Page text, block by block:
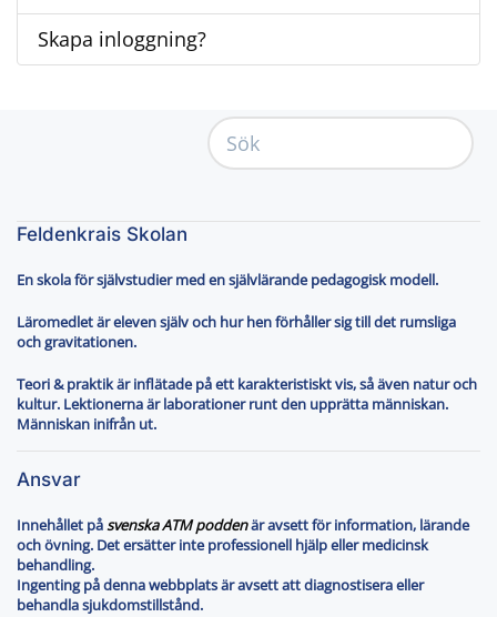
Skapa inloggning?
Feldenkrais Skolan
En skola för självstudier med en självlärande pedagogisk modell.
Läromedlet är eleven själv och hur hen förhåller sig till det rumsliga
och gravitationen.
Teori & praktik är inflätade på ett karakteristiskt vis, så även natur och
kultur. Lektionerna är laborationer runt den upprätta människan.
Människan inifrån ut.
Ansvar
Innehållet påsvenska ATM poddenär avsett för information, lärande
och övning. Det ersätter inte professionell hjälp eller medicinsk
behandling.
Ingenting på denna webbplats är avsett att diagnostisera eller
behandla sjukdomstillstånd.